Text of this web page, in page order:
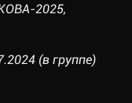
2025,
(в группе)